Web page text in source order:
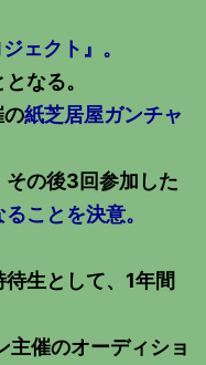
ェクト』。
なる。
の紙芝居屋ガンチャ
の後3回参加した
ことを決意。
生として、1年間
主催のオーディショ